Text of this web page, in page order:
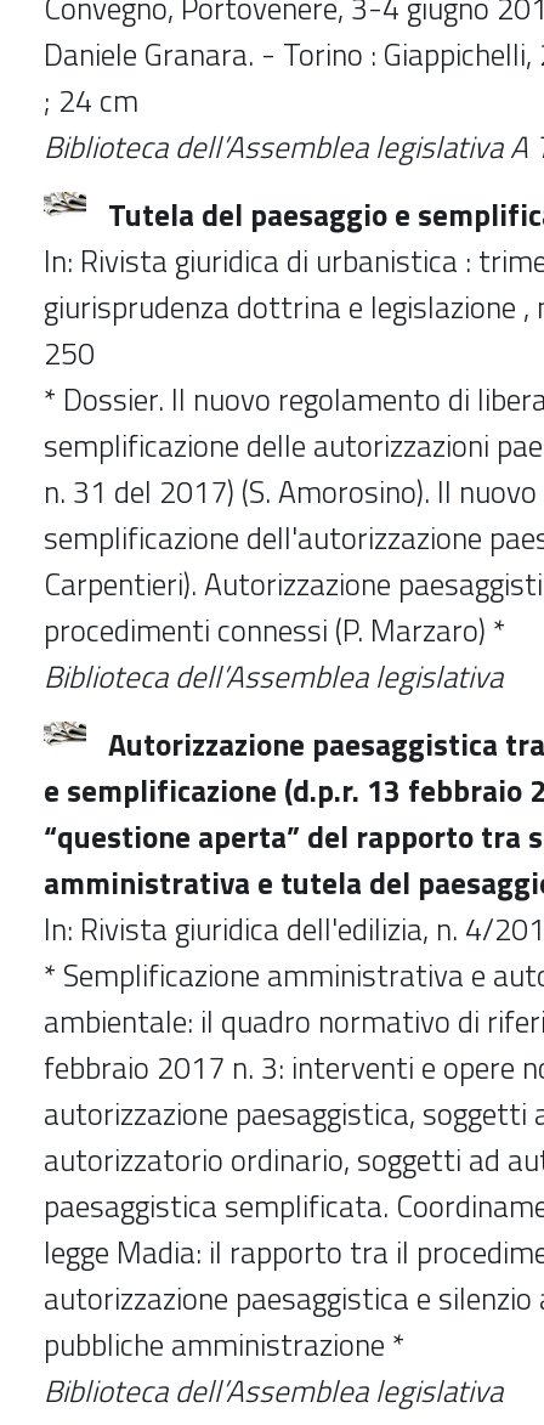
Daniele Granara. - Torino :
; 24 cm
Biblioteca dell’Assemblea legislativaA
Tutela del paesaggio e
In: Rivista giuridica di urbanistica :
giurisprudenza dottrina e legislazione
250
* Dossier. Il nuovo regolamento di
semplificazione delle autorizzazioni
n. 31 del 2017) (S. Amorosino). Il
semplificazione dell'autorizzazione
Carpentieri). Autorizzazione
procedimenti connessi (P. Marzaro) *
Biblioteca dell’Assemblea legislativa
Autorizzazione paesaggistica
e semplificazione (d.p.r. 13 febbraio
“questione aperta” del rapporto tra
amministrativa e tutela del
In: Rivista giuridica dell'edilizia, n. 4/
* Semplificazione amministrativa e
ambientale: il quadro normativo di
febbraio 2017 n. 3: interventi e opere
autorizzazione paesaggistica, soggetti
autorizzatorio ordinario, soggetti ad
paesaggistica semplificata.
legge Madia: il rapporto tra il
autorizzazione paesaggistica e
pubbliche amministrazione *
Biblioteca dell’Assemblea legislativa